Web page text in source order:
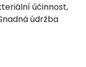
účinnost,
údržba